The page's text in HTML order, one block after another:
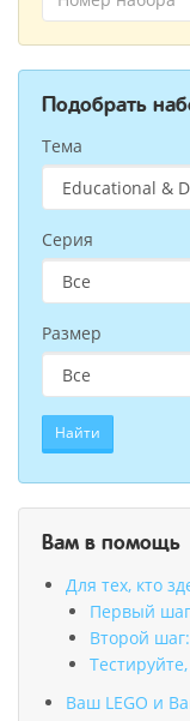
Подобрать
Тема
Серия
Размер
Найти
Вам в помощь
Для тех, кто
Первый
Второй
Ваш LEGO и